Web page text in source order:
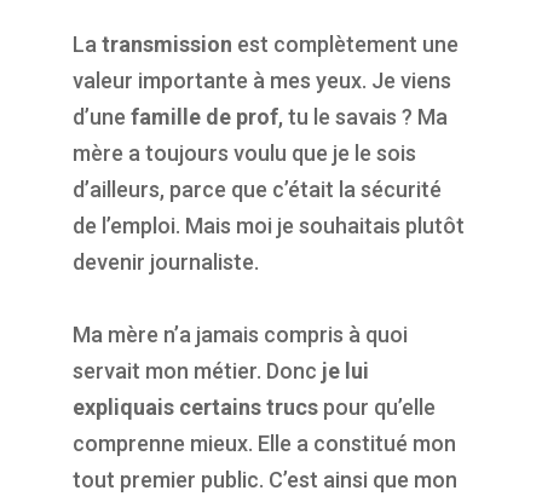
Latransmission est complètement une
valeur importante à mes yeux. Je viens
d’une famille de prof, tu le savais ? Ma
mère a toujours voulu que je le sois
d’ailleurs, parce que c’était la sécurité
de l’emploi. Mais moi je souhaitais plutôt
devenir journaliste.
Ma mère n’a jamais compris à quoi
servait mon métier. Donc je lui
expliquais certains trucspour qu’elle
comprenne mieux. Elle a constitué mon
tout premier public. C’est ainsi que mon